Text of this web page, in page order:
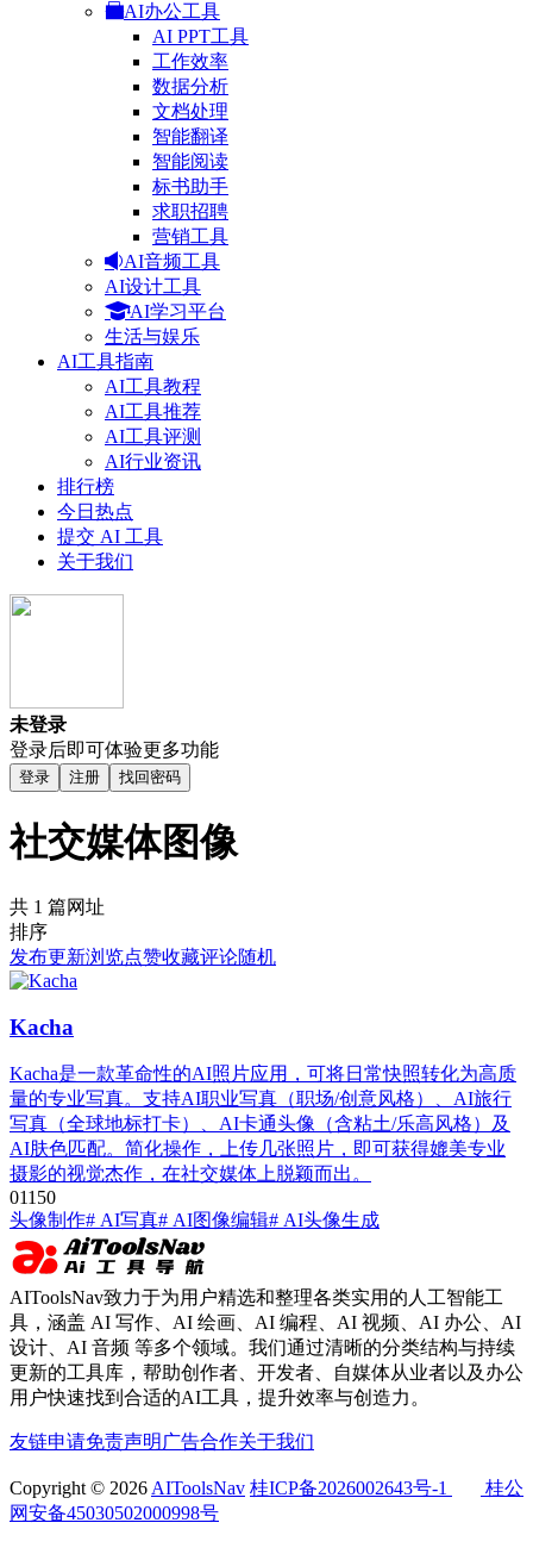
AI办公工具
AI PPT工具
工作效率
数据分析
文档处理
智能翻译
智能阅读
标书助手
求职招聘
营销工具
AI音频工具
AI设计工具
AI学习平台
生活与娱乐
AI工具指南
AI工具教程
AI工具推荐
AI工具评测
AI行业资讯
排行榜
今日热点
提交 AI 工具
关于我们
未登录
登录后即可体验更多功能
登录 注册 找回密码
社交媒体图像
共 1 篇网址
排序
发布更新浏览点赞收藏评论随机
Kacha
Kacha是一款革命性的AI照片应用，可将日常快照转化为高质
量的专业写真。支持AI职业写真（职场/创意风格）、AI旅行
写真（全球地标打卡）、AI卡通头像（含粘土/乐高风格）及
AI肤色匹配。简化操作，上传几张照片，即可获得媲美专业
摄影的视觉杰作，在社交媒体上脱颖而出。
01150
头像制作# AI写真# AI图像编辑# AI头像生成
AIToolsNav致力于为用户精选和整理各类实用的人工智能工
具，涵盖 AI 写作、AI 绘画、AI 编程、AI 视频、AI 办公、AI
设计、AI 音频 等多个领域。我们通过清晰的分类结构与持续
更新的工具库，帮助创作者、开发者、自媒体从业者以及办公
用户快速找到合适的AI工具，提升效率与创造力。
友链申请免责声明 广告合作关于我们
Copyright © 2026 AIToolsNav 桂ICP备2026002643号-1
桂公
网安备45030502000998号